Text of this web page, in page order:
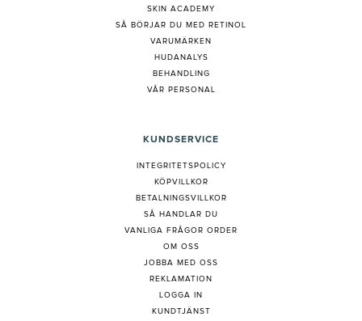
SKIN ACADEMY
SÅ BÖRJAR DU MED RETINOL
VARUMÄRKEN
HUDANALYS
BEHANDLING
VÅR PERSONAL
KUNDSERVICE
INTEGRITETSPOLICY
KÖPVILLKOR
BETALNINGSVILLKOR
SÅ HANDLAR DU
VANLIGA FRÅGOR ORDER
OM OSS
JOBBA MED OSS
REKLAMATION
LOGGA IN
KUNDTJÄNST